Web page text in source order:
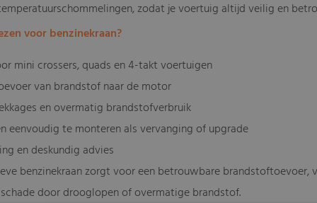
zodat je voertuig altijd veilig en
voor benzinekraan?
mini crossers, quads en 4-takt voertuigen
van brandstof naar de motor
en overmatig brandstofverbruik
eenvoudig te monteren als vervanging of upgrade
en deskundig advies
benzinekraan zorgt voor een betrouwbare
door drooglopen of overmatige brandstof.